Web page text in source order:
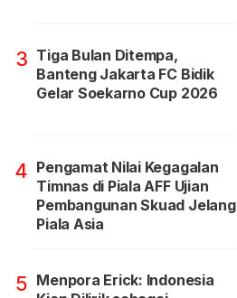
3 Tiga Bulan Ditempa,
Banteng Jakarta FC Bidik
Gelar Soekarno Cup 2026
4 Pengamat Nilai Kegagalan
Timnas di Piala AFF Ujian
Pembangunan Skuad Jelang
Piala Asia
5 Menpora Erick: Indonesia